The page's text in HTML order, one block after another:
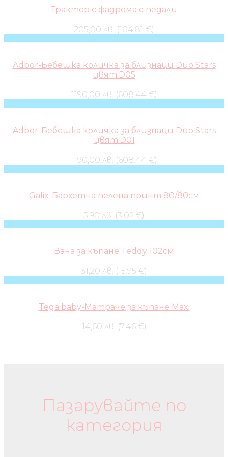
Трактор с фадрома с педали
205,00 лв. (104.81 €)
Adbor-Бебешка количка за близнаци Duo Stars
цвят:D05
1190,00 лв. (608.44 €)
Adbor-Бебешка количка за близнаци Duo Stars
цвят:D01
1190,00 лв. (608.44 €)
Galix-Бархетна пелена принт 80/80см
5,90 лв. (3.02 €)
Вана за къпане Teddy 102см
31,20 лв. (15.95 €)
Tega baby-Матраче за къпане Maxi
14,60 лв. (7.46 €)
Пазарувайте по
категория